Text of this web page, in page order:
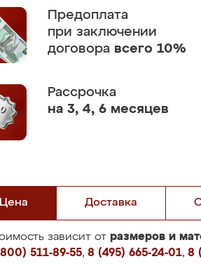
Предоплата
при заключении
договора всего 10%
Рассрочка
на 3, 4, 6 месяцев
Цена Доставка
зависит от размеров и
511-89-55, 8 (495) 665-24-01, 8